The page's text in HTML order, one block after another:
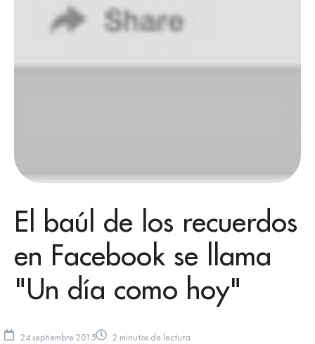
El baúl de los recuerdos
en Facebook se llama
"Un día como hoy"
24 septiembre 2015 2 minutos de lectura